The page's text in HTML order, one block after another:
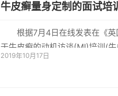
牛皮癣量身定制的面试培
根据7月4日在线发表在《
于牛皮癣的动机访谈(MI)培训(
临床医生的M
2019年10月17日